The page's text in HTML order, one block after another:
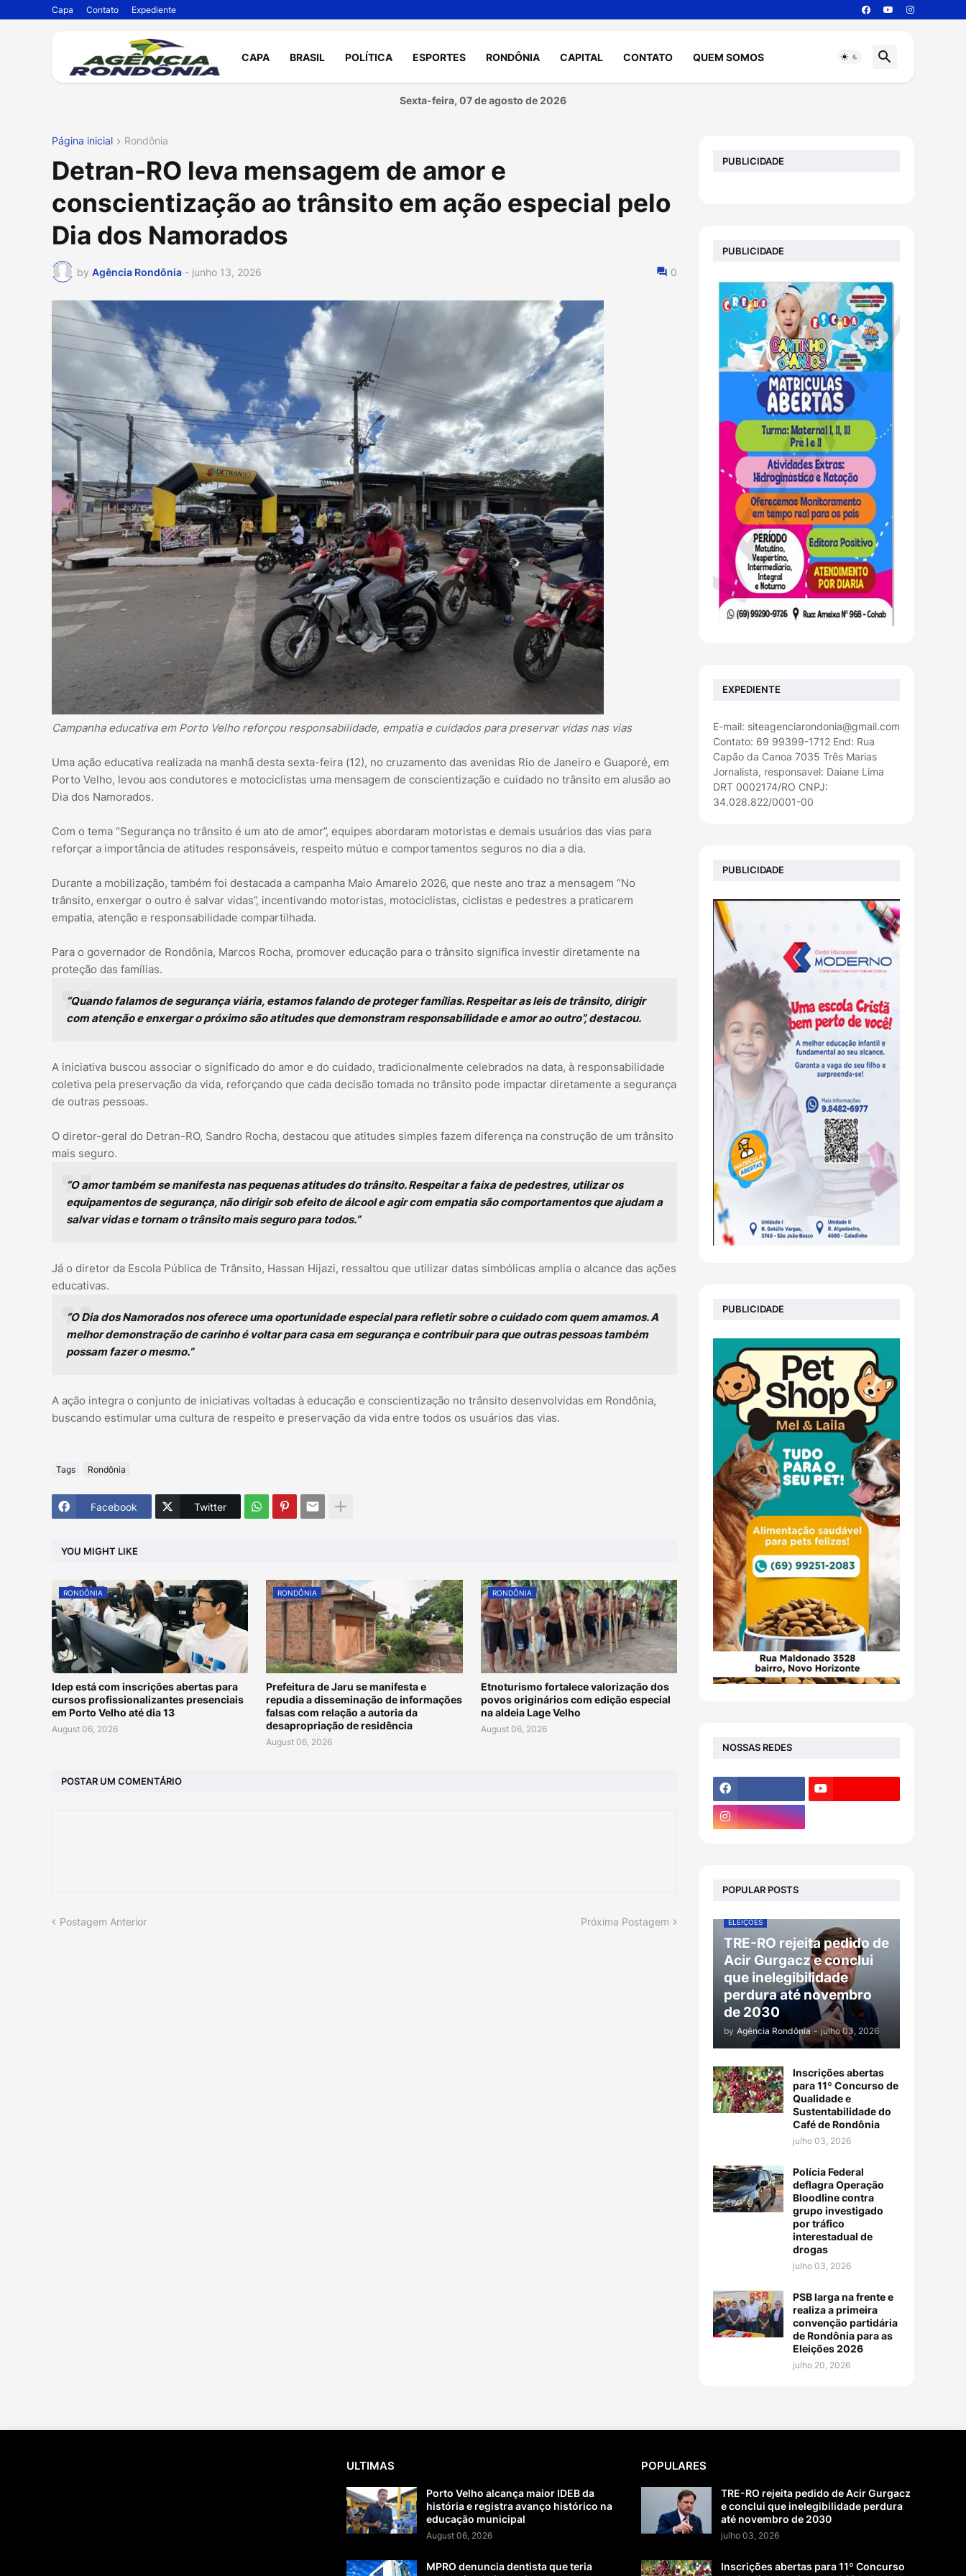
Capa Contato Expediente
CAPA BRASIL POLÍTICA ESPORTES RONDÔNIA CAPITAL CONTATO QUEM SOMOS
Sexta-feira, 07 de agosto de 2026
Página inicial Rondônia
Detran-RO leva mensagem de amor e
conscientização ao trânsito em ação especial pelo
Dia dos Namorados
by Agência Rondônia - junho 13, 2026 0
Campanha educativa em Porto Velho reforçou responsabilidade, empatia e cuidados para preservar vidas nas vias
Uma ação educativa realizada na manhã desta sexta-feira (12), no cruzamento das avenidas Rio de Janeiro e Guaporé, em
Porto Velho, levou aos condutores e motociclistas uma mensagem de conscientização e cuidado no trânsito em alusão ao
Dia dos Namorados.
Com o tema “Segurança no trânsito é um ato de amor”, equipes abordaram motoristas e demais usuários das vias para
reforçar a importância de atitudes responsáveis, respeito mútuo e comportamentos seguros no dia a dia.
Durante a mobilização, também foi destacada a campanha Maio Amarelo 2026, que neste ano traz a mensagem “No
trânsito, enxergar o outro é salvar vidas”, incentivando motoristas, motociclistas, ciclistas e pedestres a praticarem
empatia, atenção e responsabilidade compartilhada.
Para o governador de Rondônia, Marcos Rocha, promover educação para o trânsito significa investir diretamente na
proteção das famílias.
“Quando falamos de segurança viária, estamos falando de proteger famílias. Respeitar as leis de trânsito, dirigir
com atenção e enxergar o próximo são atitudes que demonstram responsabilidade e amor ao outro”, destacou.
A iniciativa buscou associar o significado do amor e do cuidado, tradicionalmente celebrados na data, à responsabilidade
coletiva pela preservação da vida, reforçando que cada decisão tomada no trânsito pode impactar diretamente a segurança
de outras pessoas.
O diretor-geral do Detran-RO, Sandro Rocha, destacou que atitudes simples fazem diferença na construção de um trânsito
mais seguro.
“O amor também se manifesta nas pequenas atitudes do trânsito. Respeitar a faixa de pedestres, utilizar os
equipamentos de segurança, não dirigir sob efeito de álcool e agir com empatia são comportamentos que ajudam a
salvar vidas e tornam o trânsito mais seguro para todos.”
Já o diretor da Escola Pública de Trânsito, Hassan Hijazi, ressaltou que utilizar datas simbólicas amplia o alcance das ações
educativas.
“O Dia dos Namorados nos oferece uma oportunidade especial para refletir sobre o cuidado com quem amamos. A
melhor demonstração de carinho é voltar para casa em segurança e contribuir para que outras pessoas também
possam fazer o mesmo.”
A ação integra o conjunto de iniciativas voltadas à educação e conscientização no trânsito desenvolvidas em Rondônia,
buscando estimular uma cultura de respeito e preservação da vida entre todos os usuários das vias.
Tags Rondônia
Facebook Twitter
YOU MIGHT LIKE
RONDÔNIA
Idep está com inscrições abertas para
cursos profissionalizantes presenciais
em Porto Velho até dia 13
August 06, 2026
RONDÔNIA
Prefeitura de Jaru se manifesta e
repudia a disseminação de informações
falsas com relação a autoria da
desapropriação de residência
August 06, 2026
RONDÔNIA
Etnoturismo fortalece valorização dos
povos originários com edição especial
na aldeia Lage Velho
August 06, 2026
POSTAR UM COMENTÁRIO
Postagem Anterior Próxima Postagem
PUBLICIDADE
PUBLICIDADE
EXPEDIENTE
E-mail: siteagenciarondonia@gmail.com
Contato: 69 99399-1712 End: Rua
Capão da Canoa 7035 Três Marias
Jornalista, responsavel: Daiane Lima
DRT 0002174/RO CNPJ:
34.028.822/0001-00
PUBLICIDADE
PUBLICIDADE
NOSSAS REDES
POPULAR POSTS
ELEIÇÕES
TRE-RO rejeita pedido de
Acir Gurgacz e conclui
que inelegibilidade
perdura até novembro
de 2030
by Agência Rondônia - julho 03, 2026
Inscrições abertas
para 11º Concurso de
Qualidade e
Sustentabilidade do
Café de Rondônia
julho 03, 2026
Polícia Federal
deflagra Operação
Bloodline contra
grupo investigado
por tráfico
interestadual de
drogas
julho 03, 2026
PSB larga na frente e
realiza a primeira
convenção partidária
de Rondônia para as
Eleições 2026
julho 20, 2026
ULTIMAS
Porto Velho alcança maior IDEB da
história e registra avanço histórico na
educação municipal
August 06, 2026
MPRO denuncia dentista que teria
POPULARES
TRE-RO rejeita pedido de Acir Gurgacz
e conclui que inelegibilidade perdura
até novembro de 2030
julho 03, 2026
Inscrições abertas para 11º Concurso